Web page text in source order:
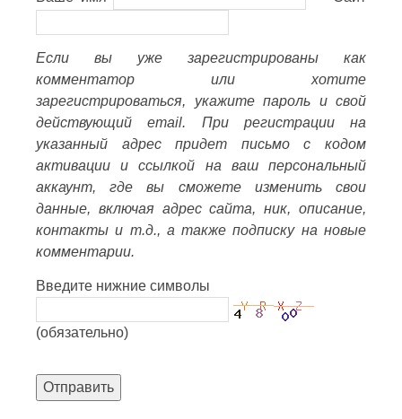
Если вы уже зарегистрированы как
комментатор или хотите
зарегистрироваться, укажите пароль и свой
действующий email. При регистрации на
указанный адрес придет письмо с кодом
активации и ссылкой на ваш персональный
аккаунт, где вы сможете изменить свои
данные, включая адрес сайта, ник, описание,
контакты и т.д., а также подписку на новые
комментарии.
Введите нижние символы
(обязательно)
Отправить